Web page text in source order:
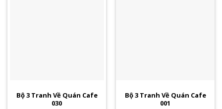
Bộ 3 Tranh Về Quán Cafe
030
Bộ 3 Tranh Về Quán Cafe
001